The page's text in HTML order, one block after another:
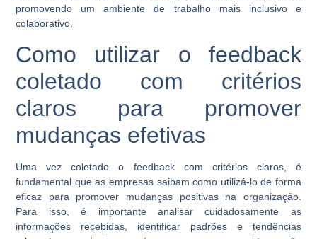
promovendo um ambiente de trabalho mais inclusivo e
colaborativo.
Como utilizar o feedback
coletado com critérios
claros para promover
mudanças efetivas
Uma vez coletado o feedback com critérios claros, é
fundamental que as empresas saibam como utilizá-lo de forma
eficaz para promover mudanças positivas na organização.
Para isso, é importante analisar cuidadosamente as
informações recebidas, identificar padrões e tendências